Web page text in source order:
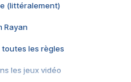
(littéralement)
Rayan
toutes les règles
les jeux vidéo